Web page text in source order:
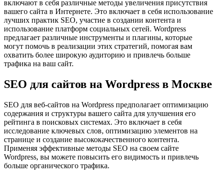
включают в себя различные методы увеличения присутствия
вашего сайта в Интернете. Это включает в себя использование
лучших практик SEO, участие в создании контента и
использование платформ социальных сетей. Wordpress
предлагает различные инструменты и плагины, которые
могут помочь в реализации этих стратегий, помогая вам
охватить более широкую аудиторию и привлечь больше
трафика на ваш сайт.
SEO для сайтов на Wordpress в Москве
SEO для веб-сайтов на Wordpress предполагает оптимизацию
содержания и структуры вашего сайта для улучшения его
рейтинга в поисковых системах. Это включает в себя
исследование ключевых слов, оптимизацию элементов на
странице и создание высококачественного контента.
Применяя эффективные методы SEO на своем сайте
Wordpress, вы можете повысить его видимость и привлечь
больше органического трафика.